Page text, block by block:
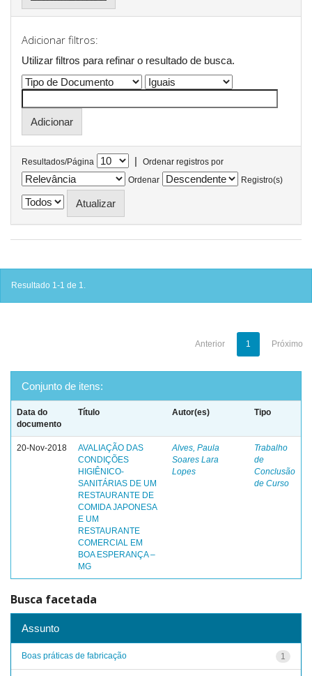
Adicionar filtros:
Utilizar filtros para refinar o resultado de busca.
Resultados/Página |
Ordenar registros por
Ordenar
Registro(s)
Resultado 1-1 de 1.
Anterior 1 Próximo
Conjunto de itens:
Data do
documento
Título Autor(es) Tipo
20-Nov-2018
AVALIAÇÃO DAS
CONDIÇÕES
HIGIÊNICO-
SANITÁRIAS DE UM
RESTAURANTE DE
COMIDA JAPONESA
E UM
RESTAURANTE
COMERCIAL EM
BOA ESPERANÇA –
MG
Alves, Paula
Soares Lara
Lopes
Trabalho
de
Conclusão
de Curso
Busca facetada
Assunto
1
Boas práticas de fabricação